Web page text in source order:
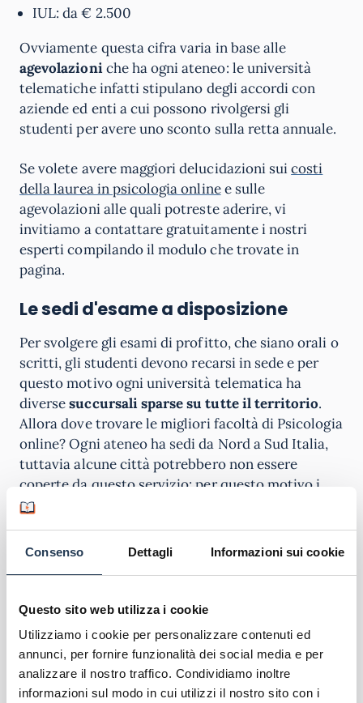
Consenso Dettagli Informazioni sui cookie
Questo sito web utilizza i cookie
Utilizziamo i cookie per personalizzare contenuti ed
annunci, per fornire funzionalità dei social media e per
analizzare il nostro traffico. Condividiamo inoltre
informazioni sul modo in cui utilizzi il nostro sito con i
IUL: da € 2.500
Ovviamente questa cifra varia in base alle
agevolazioniche ha ogni ateneo: le università
telematiche infatti stipulano degli accordi con
aziende ed enti a cui possono rivolgersi gli
studenti per avere uno sconto sulla retta annuale.
Se volete avere maggiori delucidazioni suicosti
della laurea in psicologia onlinee sulle
agevolazioni alle quali potreste aderire, vi
invitiamo a contattare gratuitamente i nostri
esperti compilando il modulo che trovate in
pagina.
Le sedi d'esame a disposizione
Per svolgere gli esami di profitto, che siano orali o
scritti, gli studenti devono recarsi in sede e per
questo motivo ogni università telematica ha
diversesuccursali sparse su tutte il territorio.
Allora dove trovare le migliori facoltà di Psicologia
online? Ogni ateneo ha sedi da Nord a Sud Italia,
tuttavia alcune città potrebbero non essere
coperte da questo servizio: per questo motivo i
laureandi potrebbero optare per una facoltà che
spostamenti.
Un fattore da prendere sicuramente in
considerazione per scegliere la migliore università
online di Psicologia è il piano di studi, che deve
essere il più possibile in linea con i nostri interessi
e le nostre esigenze. Ogni corso di laurea in